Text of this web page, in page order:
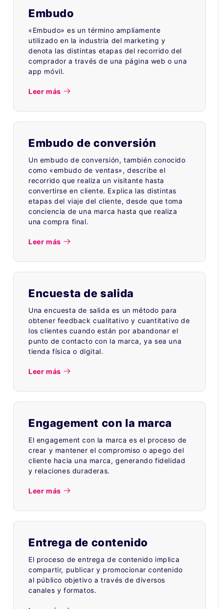
Embudo
«Embudo» es un término ampliamente
utilizado en la industria del marketing y
denota las distintas etapas del recorrido del
comprador a través de una página web o una
app móvil.
Leer más
Embudo de conversión
Un embudo de conversión, también conocido
como «embudo de ventas», describe el
recorrido que realiza un visitante hasta
convertirse en cliente. Explica las distintas
etapas del viaje del cliente, desde que toma
conciencia de una marca hasta que realiza
una compra final.
Leer más
Encuesta de salida
Una encuesta de salida es un método para
obtener feedback cualitativo y cuantitativo de
los clientes cuando están por abandonar el
punto de contacto con la marca, ya sea una
tienda física o digital.
Leer más
Engagement con la marca
El engagement con la marca es el proceso de
crear y mantener el compromiso o apego del
cliente hacia una marca, generando fidelidad
y relaciones duraderas.
Leer más
Entrega de contenido
El proceso de entrega de contenido implica
compartir, publicar y promocionar contenido
al público objetivo a través de diversos
canales y formatos.